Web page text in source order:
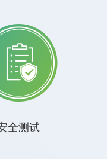
全测试